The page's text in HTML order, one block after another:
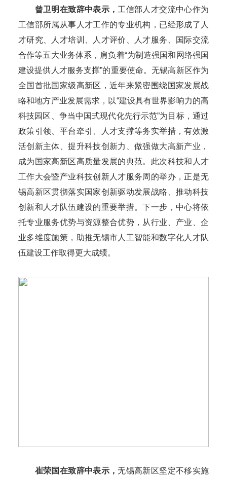
曾卫明在致辞中表示，工信部人才交流中心作为
工信部所属从事人才工作的专业机构，已经形成了人
才研究、人才培训、人才评价、人才服务、国际交流
合作等五大业务体系，肩负着“为制造强国和网络强国
建设提供人才服务支撑”的重要使命。无锡高新区作为
全国首批国家级高新区，近年来紧密围绕国家发展战
略和地方产业发展需求，以“建设具有世界影响力的高
科技园区、争当中国式现代化先行示范”为目标，通过
政策引领、平台牵引、人才支撑等务实举措，有效激
活创新主体、提升科技创新力、做强做大高新产业，
成为国家高新区高质量发展的典范。此次科技和人才
工作大会暨产业科技创新人才服务周的举办，正是无
锡高新区贯彻落实国家创新驱动发展战略、推动科技
创新和人才队伍建设的重要举措。下一步，中心将依
托专业服务优势与资源整合优势，从行业、产业、企
业多维度施策，助推无锡市人工智能和数字化人才队
伍建设工作取得更大成绩。
崔荣国在致辞中表示，无锡高新区坚定不移实施